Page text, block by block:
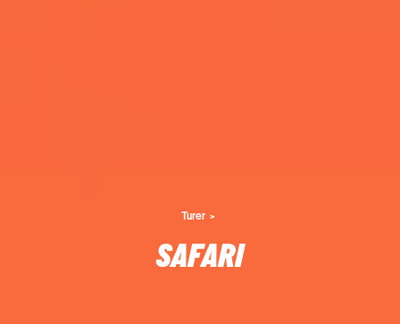
Turer
SAFARI